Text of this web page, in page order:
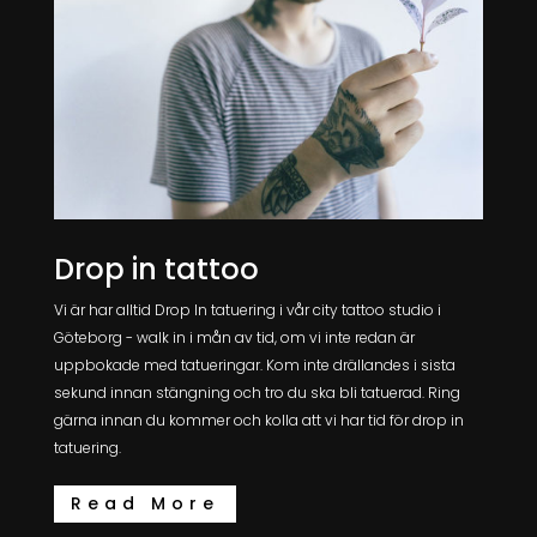
Drop in tattoo
Vi är har alltid Drop In tatuering i vår city tattoo studio i
Göteborg - walk in i mån av tid, om vi inte redan är
uppbokade med tatueringar. Kom inte drällandes i sista
sekund innan stängning och tro du ska bli tatuerad. Ring
gärna innan du kommer och kolla att vi har tid för drop in
tatuering.
Read More